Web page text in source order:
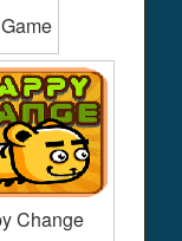
Change